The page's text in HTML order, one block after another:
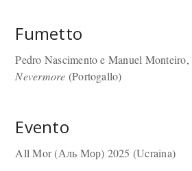
Fumetto
Pedro Nascimento e Manuel Monteiro,
Nevermore (Portogallo)
Evento
All Mor (Аль Мор) 2025 (Ucraina)